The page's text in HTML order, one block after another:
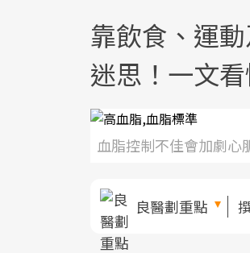
靠飲食、運
迷思！一文
血脂控制不佳會加劇心
良醫劃重點